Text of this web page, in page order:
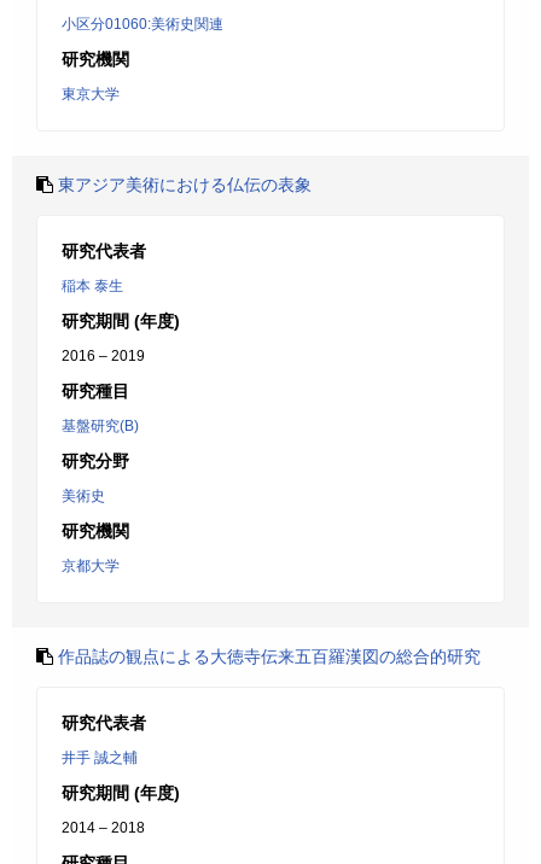
小区分01060:美術史関連
研究機関
東京大学
東アジア美術における仏伝の表象
研究代表者
稲本 泰生
研究期間 (年度)
2016 – 2019
研究種目
基盤研究(B)
研究分野
美術史
研究機関
京都大学
作品誌の観点による大徳寺伝来五百羅漢図の総合的研究
研究代表者
井手 誠之輔
研究期間 (年度)
2014 – 2018